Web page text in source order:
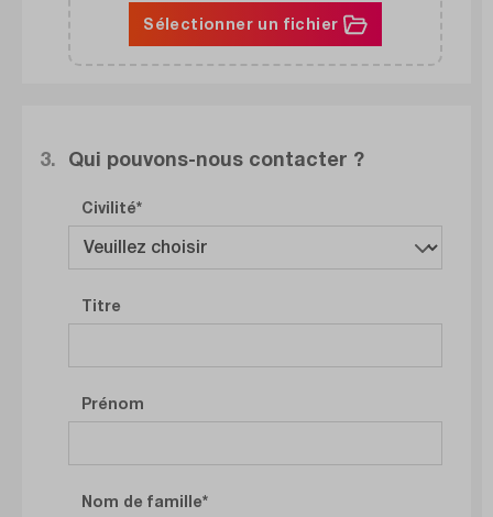
Sélectionner un fichier
Qui pouvons-nous contacter ?
3.
Civilité
Titre
Prénom
Nom de famille